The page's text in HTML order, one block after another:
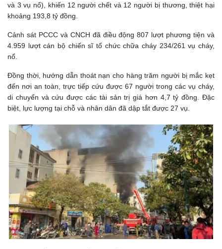
và 3 vụ nổ), khiến 12 người chết và 12 người bị thương, thiệt hại
khoảng 193,8 tỷ đồng.
Cảnh sát PCCC và CNCH đã điều động 807 lượt phương tiện và
4.959 lượt cán bộ chiến sĩ tổ chức chữa cháy 234/261 vụ cháy,
nổ.
Đồng thời, hướng dẫn thoát nạn cho hàng trăm người bị mắc kẹt
đến nơi an toàn, trực tiếp cứu được 67 người trong các vụ cháy,
di chuyển và cứu được các tài sản trị giá hơn 4,7 tỷ đồng. Đặc
biệt, lực lượng tại chỗ và nhân dân đã dập tắt được 27 vụ.